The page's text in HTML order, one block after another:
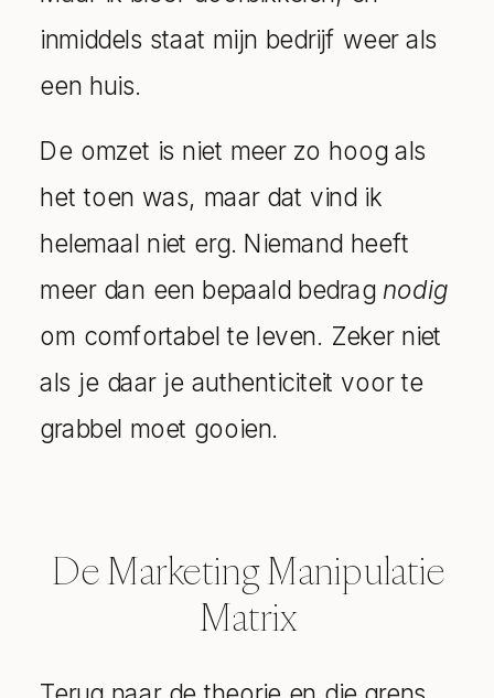
inmiddels staat mijn bedrijf weer als
een huis.
De omzet is niet meer zo hoog als
het toen was, maar dat vind ik
helemaal niet erg. Niemand heeft
meer dan een bepaald bedrag nodig
om comfortabel te leven. Zeker niet
als je daar je authenticiteit voor te
grabbel moet gooien.
De Marketing Manipulatie
Matrix